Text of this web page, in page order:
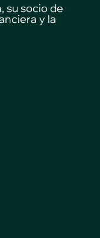
su socio de
y la